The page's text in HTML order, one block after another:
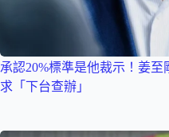
承認20%標準是他裁示！姜
求「下台查辦」